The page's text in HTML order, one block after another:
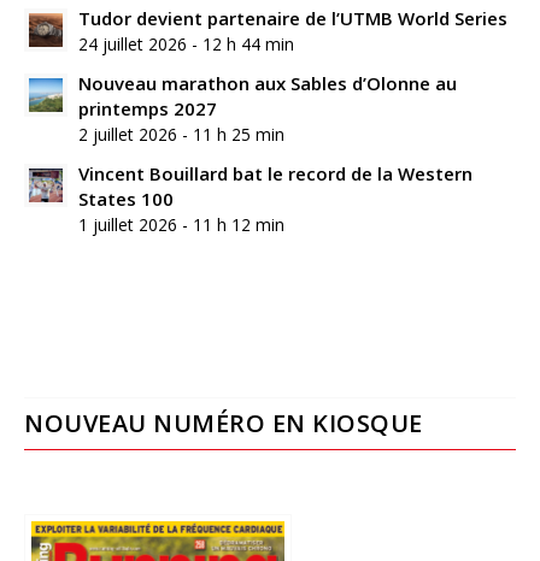
Tudor devient partenaire de l’UTMB World Series
24 juillet 2026 - 12 h 44 min
Nouveau marathon aux Sables d’Olonne au
printemps 2027
2 juillet 2026 - 11 h 25 min
Vincent Bouillard bat le record de la Western
States 100
1 juillet 2026 - 11 h 12 min
NOUVEAU NUMÉRO EN KIOSQUE